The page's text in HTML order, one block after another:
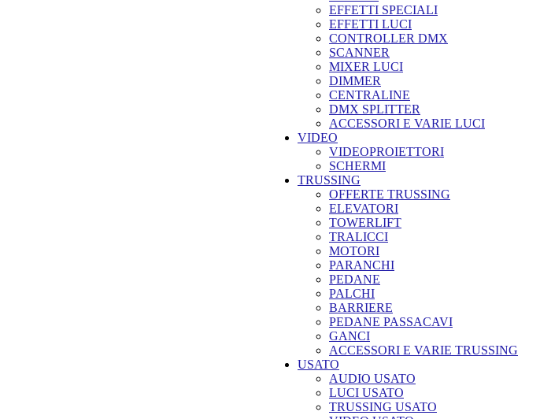
EFFETTI SPECIALI
EFFETTI LUCI
CONTROLLER DMX
SCANNER
MIXER LUCI
DIMMER
CENTRALINE
DMX SPLITTER
ACCESSORI E VARIE LUCI
VIDEO
VIDEOPROIETTORI
SCHERMI
TRUSSING
OFFERTE TRUSSING
ELEVATORI
TOWERLIFT
TRALICCI
MOTORI
PARANCHI
PEDANE
PALCHI
BARRIERE
PEDANE PASSACAVI
GANCI
ACCESSORI E VARIE TRUSSING
USATO
AUDIO USATO
LUCI USATO
TRUSSING USATO